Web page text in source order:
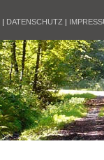
| DATENSCHUTZ |